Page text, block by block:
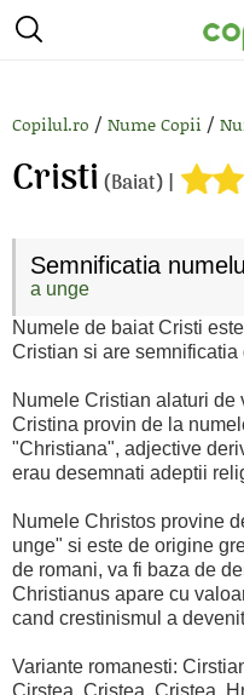
Copilul.ro / Nume Copii /
Cristi (Baiat) |
Semnificatia
a unge
Numele de baiat Cristi
Cristian si are semnificatia
Numele Cristian alaturi de
Cristina provin de la
"Christiana", adjective
erau desemnati adeptii
Numele Christos provine
unge" si este de origine
de romani, va fi baza de
Christianus apare cu
cand crestinismul a
Variante romanesti:
Cirstea, Cristea, Cristea,